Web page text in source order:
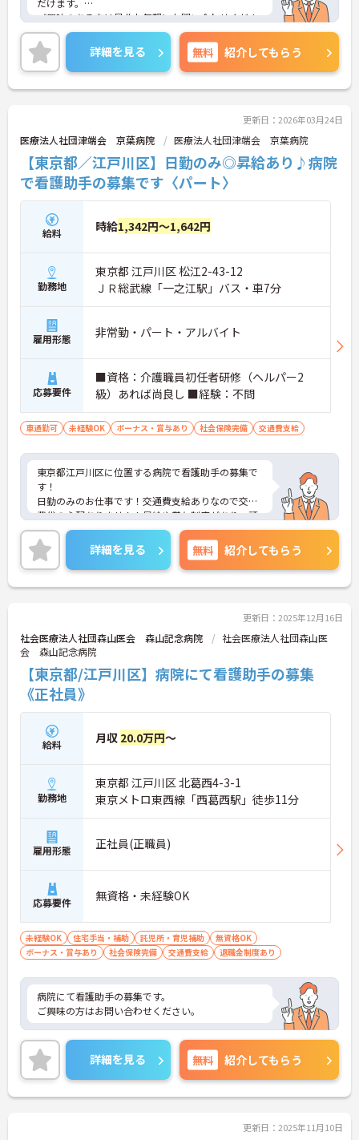
だけます。
ご興味のある方は是非お気軽にお問い合わせくださ
い。
詳細を見る 無料 紹介してもらう
更新日：2026年03月24日
医療法人社団津端会 京葉病院 医療法人社団津端会 京葉病院
【東京都／江戸川区】日勤のみ◎昇給あり♪病院
で看護助手の募集です〈パート〉
給料 時給1,342円～1,642円
勤務地
東京都 江戸川区 松江2-43-12
ＪＲ総武線「一之江駅」バス・車7分
雇用形態 非常勤・パート・アルバイト
応募要件
■資格：介護職員初任者研修（ヘルパー2
級）あれば尚良し ■経験：不問
車通勤可 未経験OK ボーナス・賞与あり 社会保険完備 交通費支給
東京都江戸川区に位置する病院で看護助手の募集で
す！
日勤のみのお仕事です！交通費支給ありなので交通
費代の心配ありません！昇給や賞与制度があり、頑
張りが評価されてしっかりと還元されます。さらに
各種手当もあるのは嬉しいポイントです◎現場経験
のない方でもチャレンジできる職場で、フォロー体
制もあり、経験に関わらず安心してスタートできま
す。
ントもお伝えしますので是非ご応募お待ちしており
詳細を見る 無料 紹介してもらう
更新日：2025年12月16日
社会医療法人社団森山医会 森山記念病院
社会医療法人社団森山医
会 森山記念病院
【東京都/江戸川区】病院にて看護助手の募集
《正社員》
給料 月収 20.0万円～
勤務地
東京都 江戸川区 北葛西4-3-1
東京メトロ東西線「西葛西駅」徒歩11分
雇用形態 正社員(正職員)
応募要件 無資格・未経験OK
未経験OK 住宅手当・補助 託児所・育児補助
無資格OK
ボーナス・賞与あり
社会保険完備 交通費支給 退職金制度あり
病院にて看護助手の募集です。
ご興味の方はお問い合わせください。
詳細を見る 無料 紹介してもらう
更新日：2025年11月10日